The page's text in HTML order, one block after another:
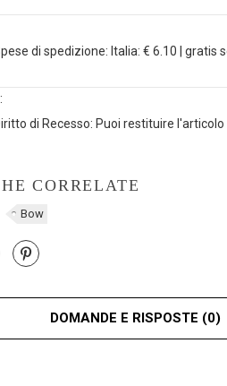
di spedizione: Italia: € 6.10 | gratis
di Recesso: Puoi restituire
CORRELATE
Bow
DOMANDE E RISPOSTE (0)